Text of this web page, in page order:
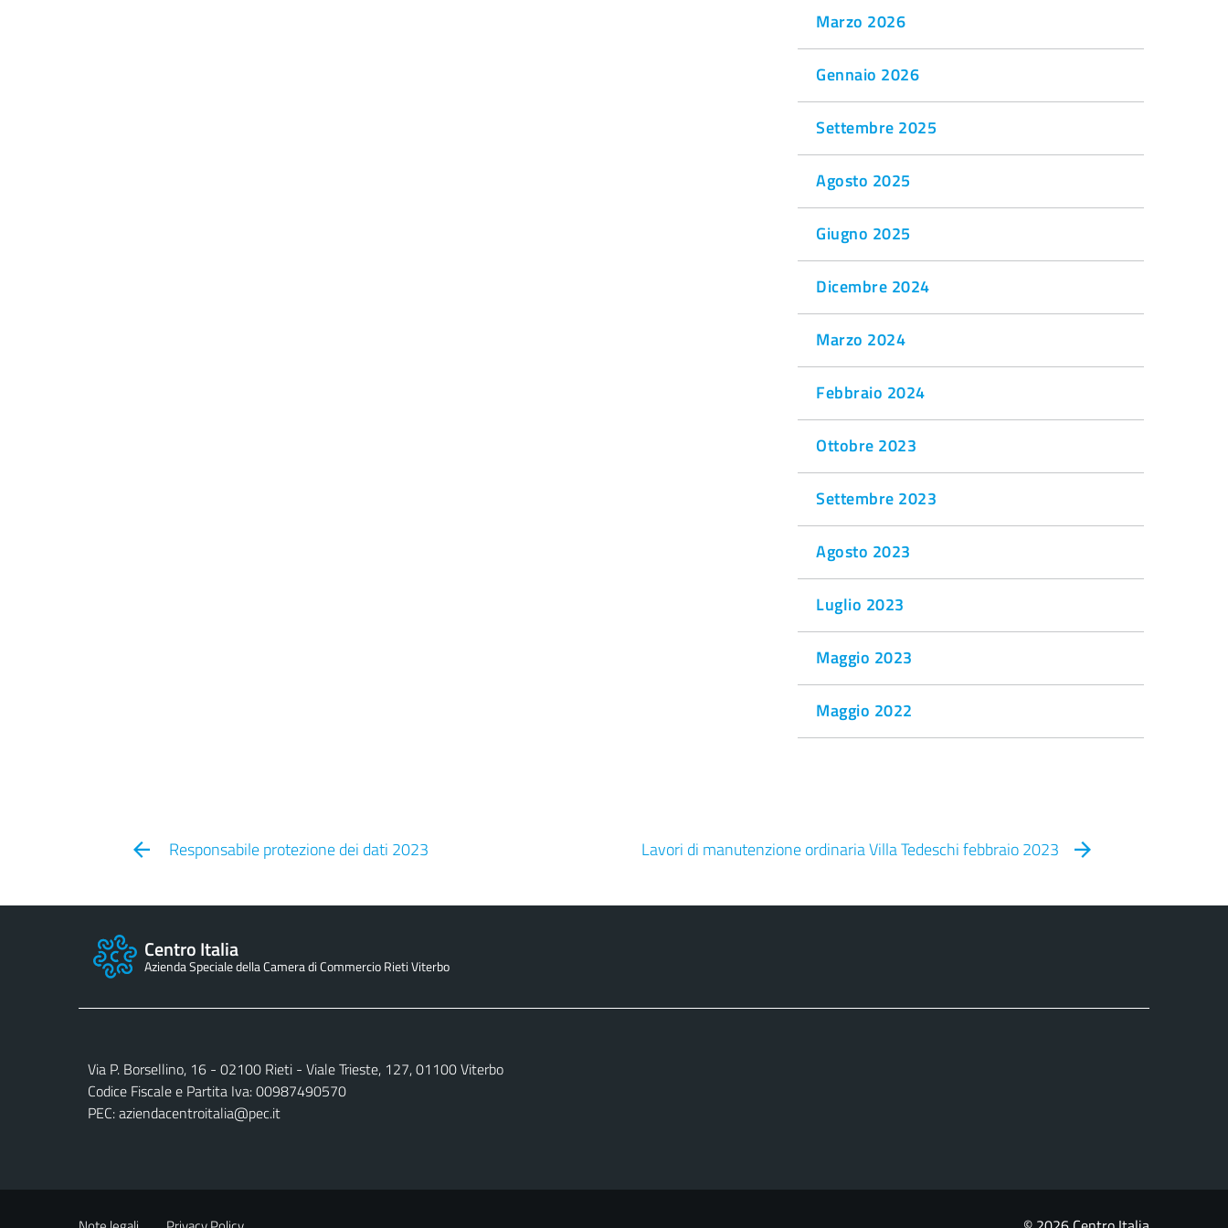
Marzo 2026
Gennaio 2026
Settembre 2025
Agosto 2025
Giugno 2025
Dicembre 2024
Marzo 2024
Febbraio 2024
Ottobre 2023
Settembre 2023
Agosto 2023
Luglio 2023
Maggio 2023
Maggio 2022
Responsabile protezione dei dati 2023 Lavori di manutenzione ordinaria Villa Tedeschi febbraio 2023
Centro Italia
Azienda Speciale della Camera di Commercio Rieti Viterbo
Via P. Borsellino, 16 - 02100 Rieti - Viale Trieste, 127, 01100 Viterbo
Codice Fiscale e Partita Iva: 00987490570
PEC:aziendacentroitalia@pec.it